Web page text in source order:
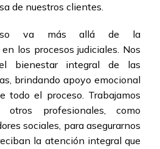
de nuestros clientes.
va más allá de la
los procesos judiciales. Nos
bienestar integral de las
brindando apoyo emocional
todo el proceso. Trabajamos
profesionales, como
sociales, para asegurarnos
la atención integral que